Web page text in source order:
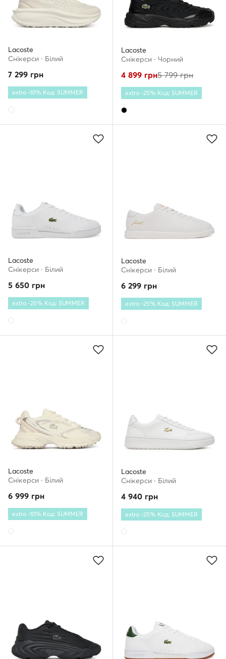
Lacoste
Снікерcи · Білий
7 299 грн
extra -10% Код: SUMMER
Lacoste
Снікерcи · Чорний
4 899 грн5 799грн
extra -25% Код: SUMMER
Lacoste
Снікерcи · Білий
5 650 грн
extra -25% Код: SUMMER
Lacoste
Снікерcи · Білий
6 299 грн
extra -25% Код: SUMMER
Lacoste
Снікерcи · Білий
6 999 грн
extra -10% Код: SUMMER
Lacoste
Снікерcи · Білий
4 940 грн
extra -25% Код: SUMMER